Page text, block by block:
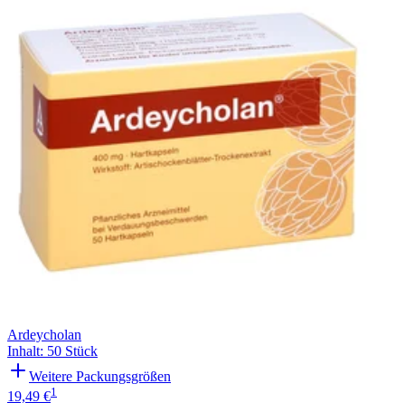
Filterung
Ardeycholan
Inhalt: 50 Stück
Weitere Packungsgrößen
19,49 €1